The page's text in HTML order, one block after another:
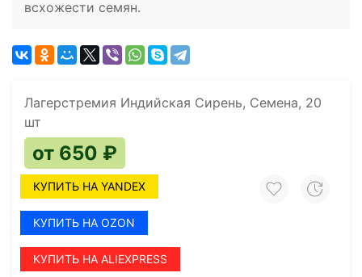
всхожести семян.
Лагерстремия Индийская Сирень, Семена, 20
шт
от 650 ₽
КУПИТЬ НА YANDEX
КУПИТЬ НА OZON
КУПИТЬ НА ALIEXPRESS